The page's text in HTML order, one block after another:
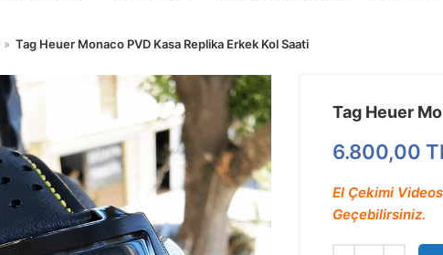
Tag Heuer Monaco PVD Kasa Replika Erkek Kol Saati
Tag Heuer
6.800,00
El Çekimi
Geçebilirsiniz.